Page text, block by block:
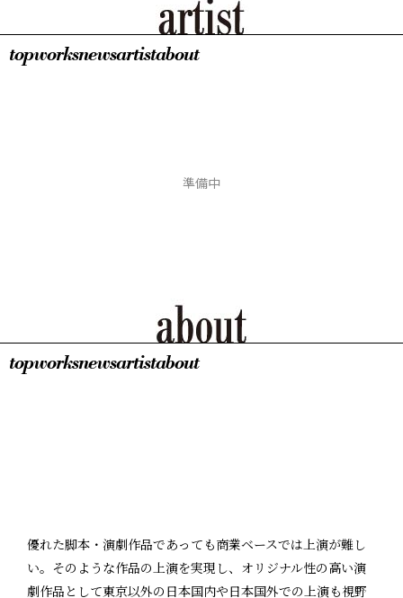
topworksnewsartistabout
準備中
topworksnewsartistabout
優れた脚本・演劇作品であっても商業ベースでは上演が難し
い。そのような作品の上演を実現し、オリジナル性の高い演
劇作品として東京以外の日本国内や日本国外での上演も視野